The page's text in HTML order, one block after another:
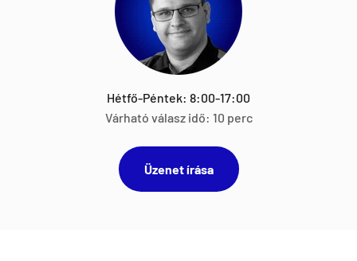
Hétfő-Péntek: 8:00-17:00
Várható válasz idő: 10 perc
Üzenet írása